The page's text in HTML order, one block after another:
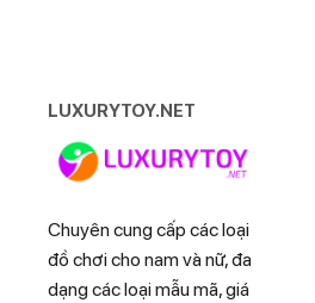
LUXURYTOY.NET
Chuyên cung cấp các loại
đồ chơi cho nam và nữ, đa
dạng các loại mẫu mã, giá